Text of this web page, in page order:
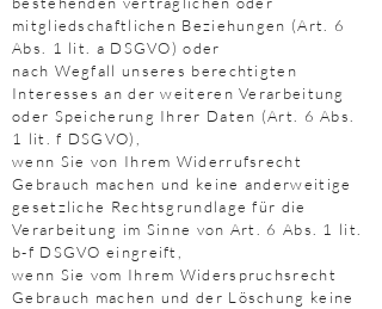
mitgliedschaftlichen Beziehungen (Art. 6
Abs. 1 lit. a DSGVO) oder
nach Wegfall unseres berechtigten
Interesses an der weiteren Verarbeitung
oder Speicherung Ihrer Daten (Art. 6 Abs.
1 lit. f DSGVO),
wenn Sie von Ihrem Widerrufsrecht
Gebrauch machen und keine anderweitige
gesetzliche Rechtsgrundlage für die
Verarbeitung im Sinne von Art. 6 Abs. 1 lit.
b-f DSGVO eingreift,
wenn Sie vom Ihrem Widerspruchsrecht
Gebrauch machen und der Löschung keine